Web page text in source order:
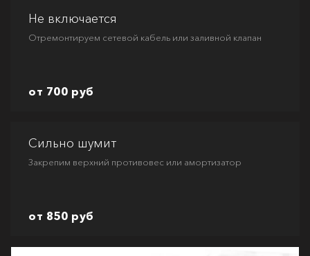
Не включается
Отремонтируем сетевой кабель или заливной клапан
от 700 руб
Сильно шумит
Закрепим верхний противовес или амортизатор
от 850 руб